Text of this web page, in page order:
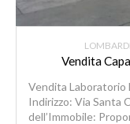
Vendita
Vendita Laboratorio
Indirizzo: Via Santa
dell’Immobile: